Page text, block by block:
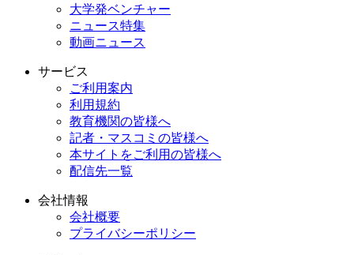
大学発ベンチャー
ニュース特集
動画ニュース
サービス
ご利用案内
利用規約
教育機関の皆様へ
記者・マスコミの皆様へ
本サイトをご利用の皆様へ
配信先一覧
会社情報
会社概要
プライバシーポリシー